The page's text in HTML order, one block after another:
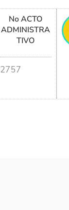
No ACTO
ADMINISTRA
TIVO
2757